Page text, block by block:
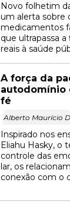
Novo folhetim
um alerta sobre
medicamentos
que ultrapassa
reais à saúde
A força da
autodomínio
fé
Alberto Maurício
Inspirado nos
Eliahu Hasky, o
controle das
lar, os
conexão com o